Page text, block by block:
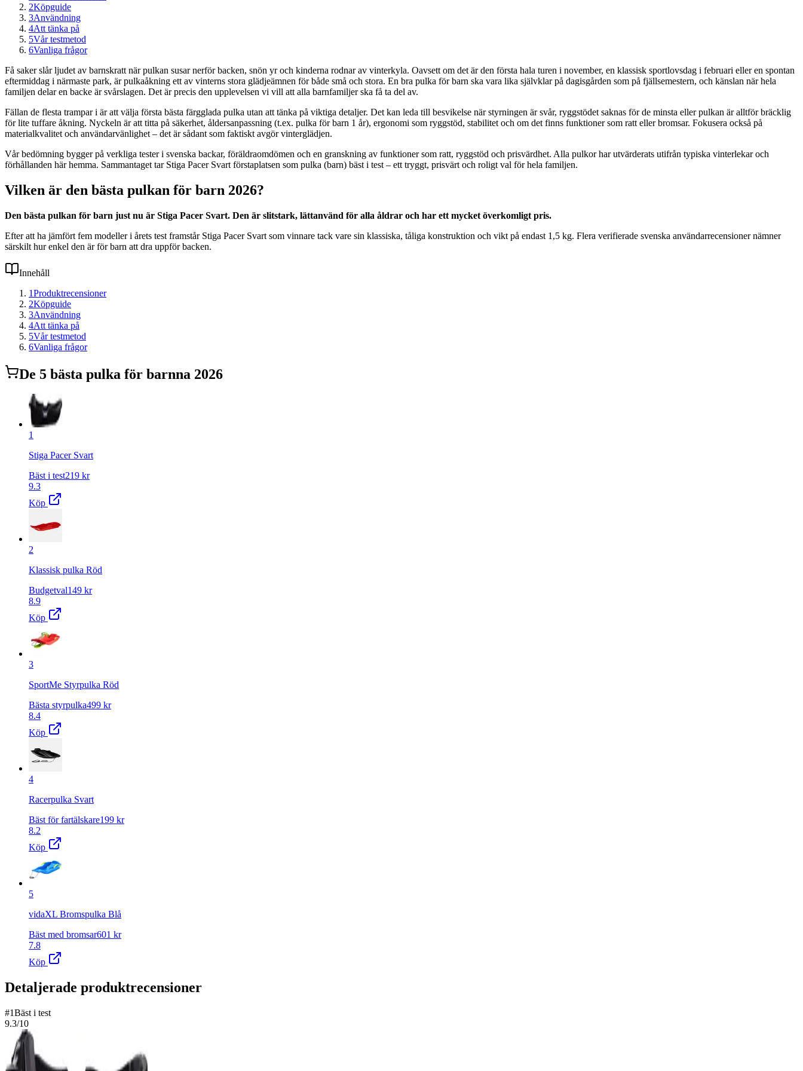
2Köpguide
3Användning
4Att tänka på
5Vår testmetod
6Vanliga frågor
Få saker slår ljudet av barnskratt när pulkan susar nerför backen, snön yr och kinderna rodnar av vinterkyla. Oavsett om det är den första hala turen i november, en klassisk sportlovsdag i februari eller en spontan
eftermiddag i närmaste park, är pulkaåkning ett av vinterns stora glädjeämnen för både små och stora. En bra pulka för barn ska vara lika självklar på dagisgården som på fjällsemestern, och känslan när hela
familjen delar en backe är svårslagen. Det är precis den upplevelsen vi vill att alla barnfamiljer ska få ta del av.
Fällan de flesta trampar i är att välja första bästa färgglada pulka utan att tänka på viktiga detaljer. Det kan leda till besvikelse när styrningen är svår, ryggstödet saknas för de minsta eller pulkan är alltför bräcklig
för lite tuffare åkning. Nyckeln är att titta på säkerhet, åldersanpassning (t.ex. pulka för barn 1 år), ergonomi som ryggstöd, stabilitet och om det finns funktioner som ratt eller bromsar. Fokusera också på
materialkvalitet och användarvänlighet – det är sådant som faktiskt avgör vinterglädjen.
Vår bedömning bygger på verkliga tester i svenska backar, föräldraomdömen och en granskning av funktioner som ratt, ryggstöd och prisvärdhet. Alla pulkor har utvärderats utifrån typiska vinterlekar och
förhållanden här hemma. Sammantaget tar Stiga Pacer Svart förstaplatsen som pulka (barn) bäst i test – ett tryggt, prisvärt och roligt val för hela familjen.
Vilken är den bästa pulkan för barn 2026?
Den bästa pulkan för barn just nu är Stiga Pacer Svart. Den är slitstark, lättanvänd för alla åldrar och har ett mycket överkomligt pris.
Efter att ha jämfört fem modeller i årets test framstår Stiga Pacer Svart som vinnare tack vare sin klassiska, tåliga konstruktion och vikt på endast 1,5 kg. Flera verifierade svenska användarrecensioner nämner
särskilt hur enkel den är för barn att dra uppför backen.
Innehåll
1Produktrecensioner
2Köpguide
3Användning
4Att tänka på
5Vår testmetod
6Vanliga frågor
De 5 bästa pulka för barnna 2026
1
Stiga Pacer Svart
Bäst i test219 kr
9.3
Köp
2
Klassisk pulka Röd
Budgetval149 kr
8.9
Köp
3
SportMe Styrpulka Röd
Bästa styrpulka499 kr
8.4
Köp
4
Racerpulka Svart
Bäst för fartälskare199 kr
8.2
Köp
5
vidaXL Bromspulka Blå
Bäst med bromsar601 kr
7.8
Köp
Detaljerade produktrecensioner
#1Bäst i test
9.3/10